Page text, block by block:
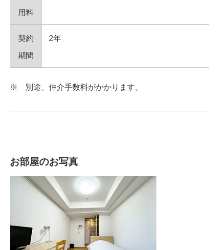
用料
契約
期間
2年
※ 別途、仲介手数料がかかります。
お部屋のお写真